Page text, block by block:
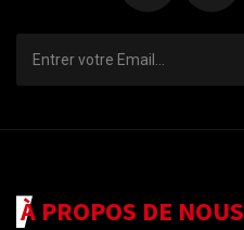
À PROPOS DE NOUS